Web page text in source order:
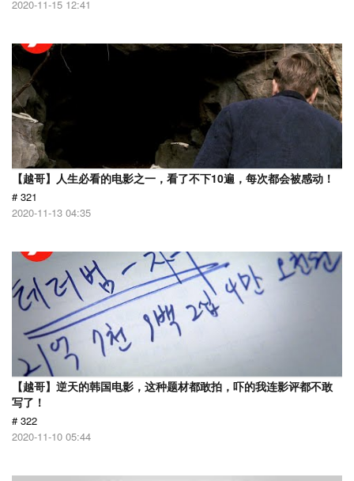
2020-11-15 12:41
【越哥】人生必看的电影之一，看了不下10遍，每次都会被感动！
# 321
2020-11-13 04:35
【越哥】逆天的韩国电影，这种题材都敢拍，吓的我连影评都不敢
写了！
# 322
2020-11-10 05:44